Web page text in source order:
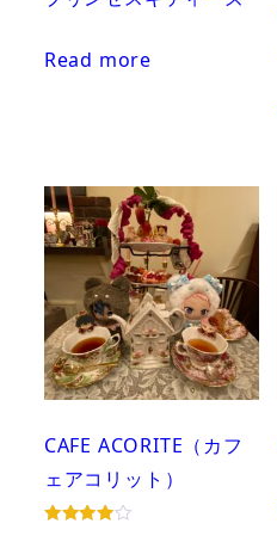
Read more
CAFE ACORITE（カフ
ェアコリット）